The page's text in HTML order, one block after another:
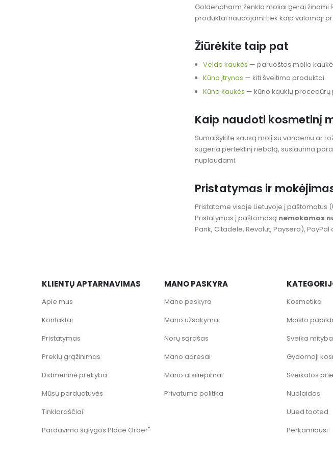
Goldenpharm ženklo moliai gerai žinomi
produktai naudojami tiek kaip valomoji
Žiūrėkite taip pat
Veido kaukės — paruoštos molio
Kūno įtrynos — kiti šveitimo produktai.
Kūno kaukės — kūno kaukių procedūrų
Kaip naudoti kosmetinį
Sumaišykite sausą molį su vandeniu ar
sugeria perteklinį riebalą, susiaurina
nuplaudami.
Pristatymas ir
Pristatome visoje Lietuvoje į paštomatus
Pristatymas į paštomasą nemokamas
Pank, Citadele, Revolut, Paysera),
KLIENTŲ APTARNAVIMAS
Apie mus
Kontaktai
Pristatymas
Prekių grąžinimas
Didmeninė prekyba
Mūsų parduotuvės
Tinklaraščiai
Pardavimo sąlygos Place Order"
MANO PASKYRA
Mano paskyra
Mano užsakymai
Norų sąrašas
Mano adresai
Mano atsiliepimai
Privatumo politika
Kosmetika
Maisto
Sveika mityba
Gydomoji
Sveikatos
Nuolaidos
Uued tooted
Perkamiausi